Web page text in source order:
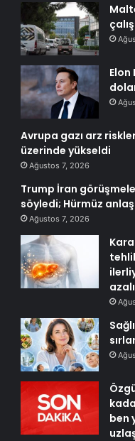
Elon
Avrupa gazı arz
üzerinde yükseldi
Ağustos 7, 2026
Trump İran
söyledi; Hürmüz
Ağustos 7, 2026
ben